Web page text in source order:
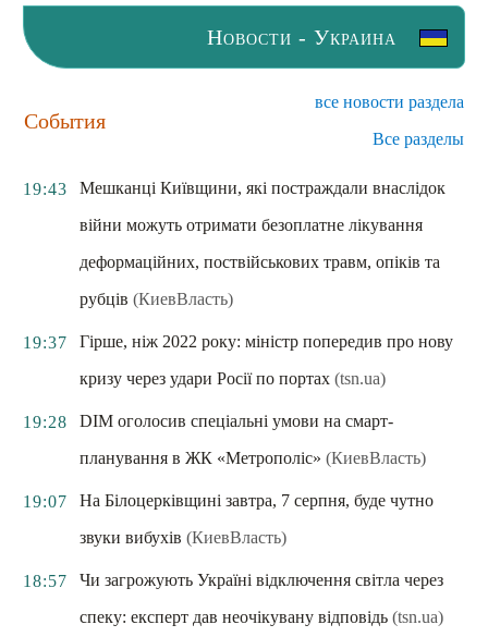
Новости - Украина
События
все новости раздела
Все разделы
19:43
Мешканці Київщини, які постраждали внаслідок
війни можуть отримати безоплатне лікування
деформаційних, поствійськових травм, опіків та
рубців (КиевВласть)
19:37
Гірше, ніж 2022 року: міністр попередив про нову
кризу через удари Росії по портах (tsn.ua)
19:28
DIM оголосив спеціальні умови на смарт-
планування в ЖК «Метрополіс» (КиевВласть)
19:07
На Білоцерківщині завтра, 7 серпня, буде чутно
звуки вибухів (КиевВласть)
18:57
Чи загрожують Україні відключення світла через
спеку: експерт дав неочікувану відповідь (tsn.ua)